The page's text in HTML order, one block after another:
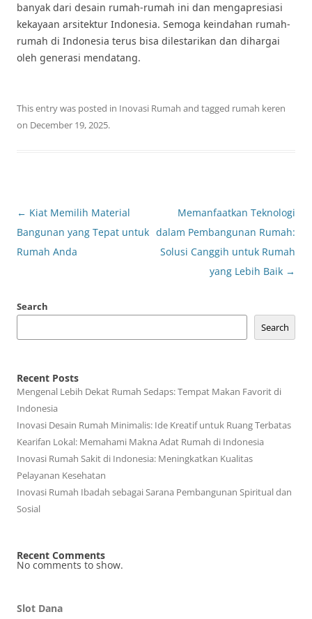
banyak dari desain rumah-rumah ini dan mengapresiasi
kekayaan arsitektur Indonesia. Semoga keindahan rumah-
rumah di Indonesia terus bisa dilestarikan dan dihargai
oleh generasi mendatang.
This entry was posted in Inovasi Rumah and tagged rumah keren
on December 19, 2025.
Post
navigation
← Kiat Memilih Material
Bangunan yang Tepat untuk
Rumah Anda
Memanfaatkan Teknologi
dalam Pembangunan Rumah:
Solusi Canggih untuk Rumah
yang Lebih Baik →
Search
Search
Recent Posts
Mengenal Lebih Dekat Rumah Sedaps: Tempat Makan Favorit di
Indonesia
Inovasi Desain Rumah Minimalis: Ide Kreatif untuk Ruang Terbatas
Kearifan Lokal: Memahami Makna Adat Rumah di Indonesia
Inovasi Rumah Sakit di Indonesia: Meningkatkan Kualitas
Pelayanan Kesehatan
Inovasi Rumah Ibadah sebagai Sarana Pembangunan Spiritual dan
Sosial
Recent Comments
No comments to show.
Slot Dana